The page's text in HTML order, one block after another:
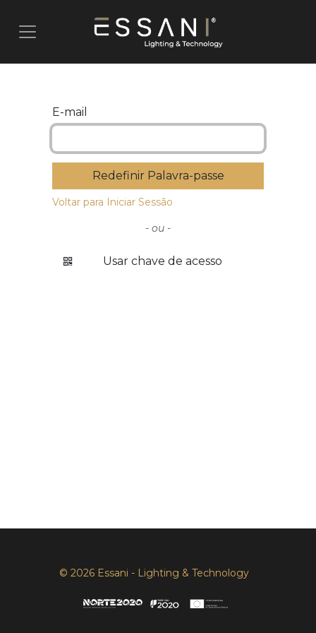
E-mail
Redefinir Palavra-passe
Voltar para Iniciar Sessão
- ou -
Usar chave de acesso
© 2026 Essani - Lighting & Technology